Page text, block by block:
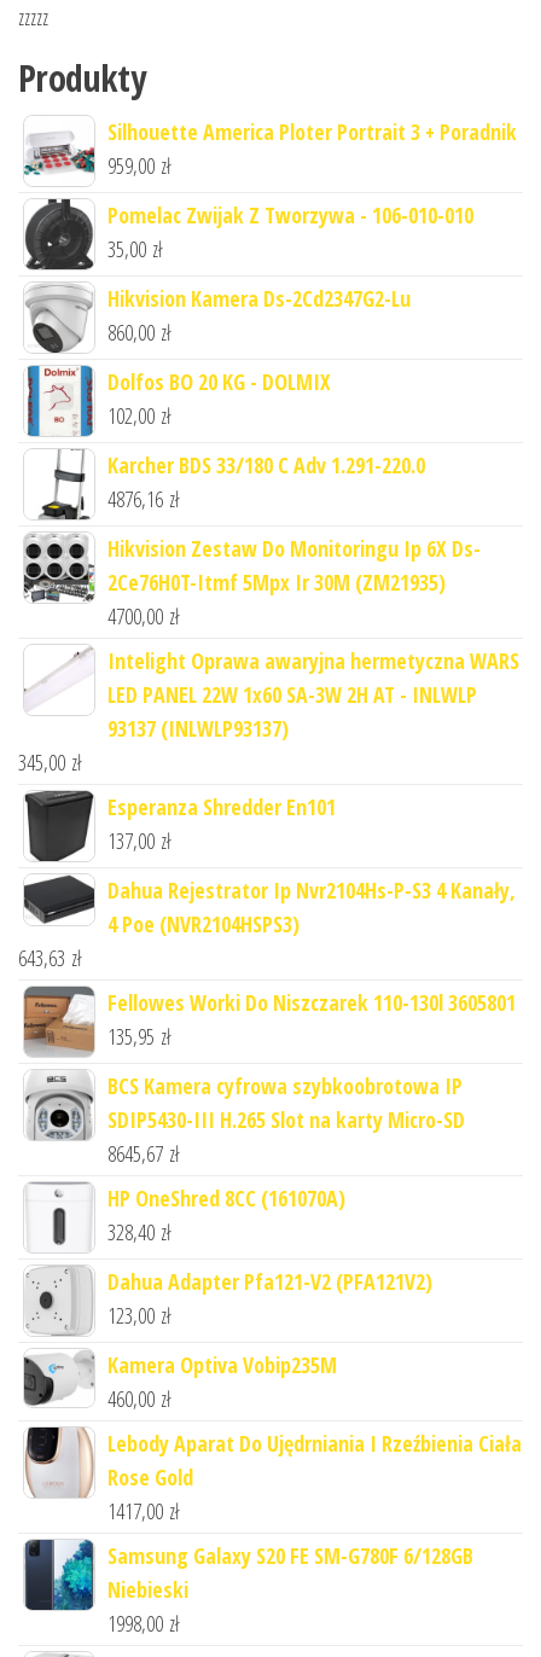
zzzzz
Produkty
Silhouette America Ploter Portrait 3 + Poradnik
959,00 zł
Pomelac Zwijak Z Tworzywa - 106-010-010
35,00 zł
Hikvision Kamera Ds-2Cd2347G2-Lu
860,00 zł
Dolfos BO 20 KG - DOLMIX
102,00 zł
Karcher BDS 33/180 C Adv 1.291-220.0
4876,16 zł
Hikvision Zestaw Do Monitoringu Ip 6X Ds-
2Ce76H0T-Itmf 5Mpx Ir 30M (ZM21935)
4700,00 zł
Intelight Oprawa awaryjna hermetyczna WARS
LED PANEL 22W 1x60 SA-3W 2H AT - INLWLP
93137 (INLWLP93137)
345,00 zł
Esperanza Shredder En101
137,00 zł
Dahua Rejestrator Ip Nvr2104Hs-P-S3 4 Kanały,
4 Poe (NVR2104HSPS3)
643,63 zł
Fellowes Worki Do Niszczarek 110-130l 3605801
135,95 zł
BCS Kamera cyfrowa szybkoobrotowa IP
SDIP5430-III H.265 Slot na karty Micro-SD
8645,67 zł
HP OneShred 8CC (161070A)
328,40 zł
Dahua Adapter Pfa121-V2 (PFA121V2)
123,00 zł
Kamera Optiva Vobip235M
460,00 zł
Lebody Aparat Do Ujędrniania I Rzeźbienia Ciała
Rose Gold
1417,00 zł
Samsung Galaxy S20 FE SM-G780F 6/128GB
Niebieski
1998,00 zł